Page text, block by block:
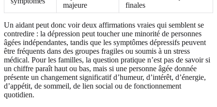
majeure
finales
Un aidant peut donc voir deux affirmations vraies qui semblent se
contredire : la dépression peut toucher une minorité de personnes
âgées indépendantes, tandis que les symptômes dépressifs peuvent
être fréquents dans des groupes fragiles ou soumis à un stress
médical. Pour les familles, la question pratique n’est pas de savoir si
un chiffre paraît haut ou bas, mais si une personne âgée donnée
présente un changement significatif d’humeur, d’intérêt, d’énergie,
d’appétit, de sommeil, de lien social ou de fonctionnement
quotidien.